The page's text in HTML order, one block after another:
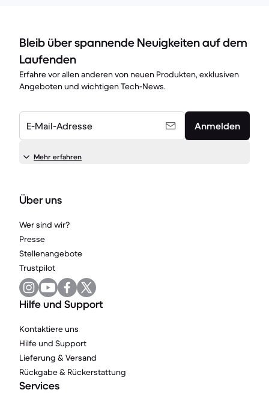
Bleib über spannende Neuigkeiten auf dem
Laufenden
Erfahre vor allen anderen von neuen Produkten, exklusiven
Angeboten und wichtigen Tech-News.
E-Mail-Adresse Anmelden
Mehr erfahren
Über uns
Wer sind wir?
Presse
Stellenangebote
Trustpilot
Hilfe und Support
Kontaktiere uns
Hilfe und Support
Lieferung & Versand
Rückgabe & Rückerstattung
Services